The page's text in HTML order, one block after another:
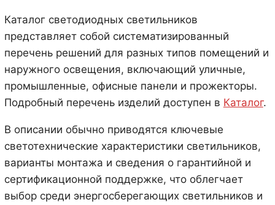
Каталог светодиодных светильников
представляет собой систематизированный
перечень решений для разных типов помещений и
наружного освещения, включающий уличные,
промышленные, офисные панели и прожекторы.
Подробный перечень изделий доступен в Каталог.
В описании обычно приводятся ключевые
светотехнические характеристики светильников,
варианты монтажа и сведения о гарантийной и
сертификационной поддержке, что облегчает
выбор среди энергосберегающих светильников и